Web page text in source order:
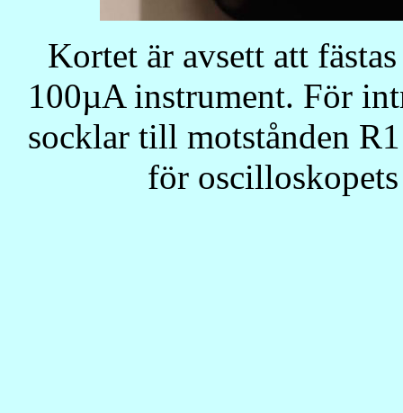
Kortet är avsett att
100µA instrument. För
socklar till motstånden
för